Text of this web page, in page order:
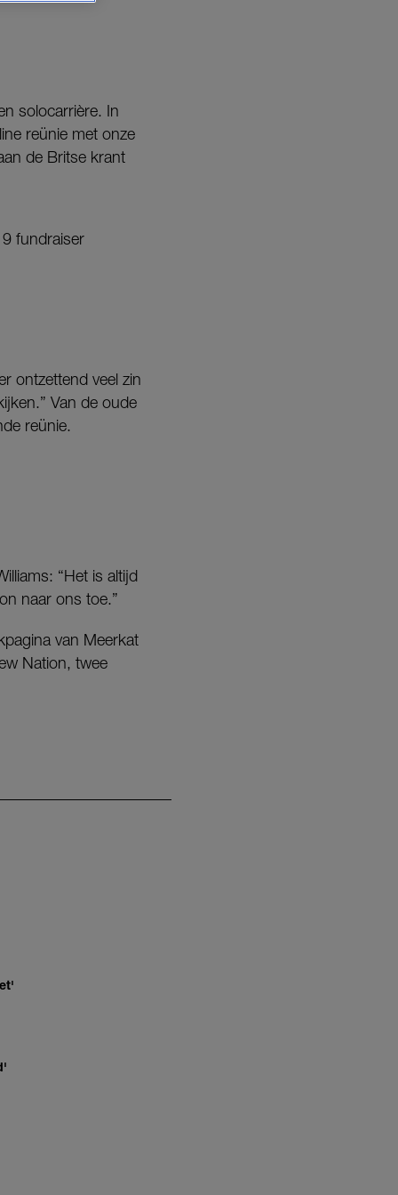
solocarrière. In
reünie met onze
de Britse krant
fundraiser
ontzettend veel zin
Van de oude
reünie.
“Het is altijd
naar ons toe.”
van Meerkat
Nation, twee